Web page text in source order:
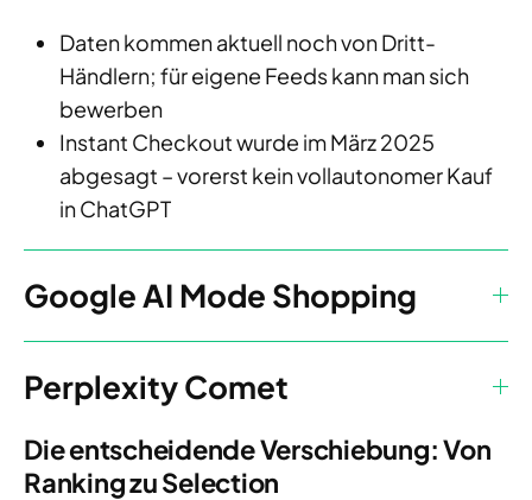
Daten kommen aktuell noch von Dritt-
Händlern; für eigene Feeds kann man sich
bewerben
Instant Checkout wurde im März 2025
abgesagt – vorerst kein vollautonomer Kauf
in ChatGPT
Google AI Mode Shopping
Perplexity Comet
Die entscheidende Verschiebung: Von
Ranking zu Selection